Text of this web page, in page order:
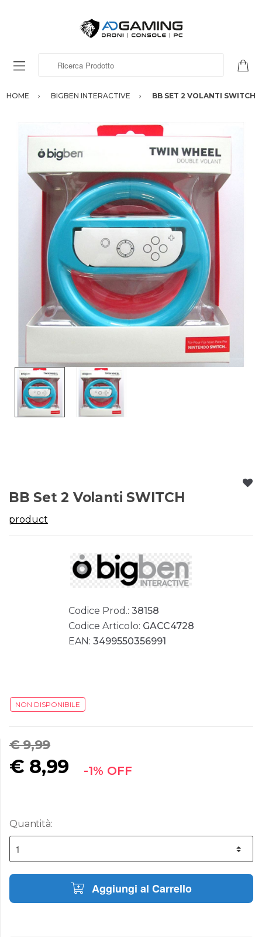
HOME BIGBEN INTERACTIVE BB SET 2 VOLANTI SWITCH
BB Set 2 Volanti SWITCH
product
Codice Prod.: 38158
Codice Articolo: GACC4728
EAN: 3499550356991
NON DISPONIBILE
€ 9,99
€ 8,99 -1% OFF
Quantità:
Aggiungi al Carrello